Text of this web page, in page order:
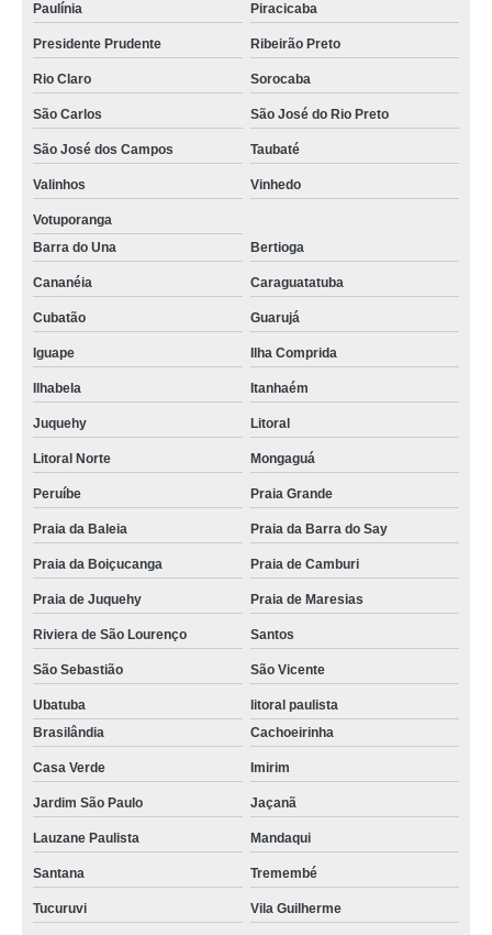
Paulínia Piracicaba
Presidente Prudente Ribeirão Preto
Rio Claro Sorocaba
São Carlos São José do Rio Preto
São José dos Campos Taubaté
Valinhos Vinhedo
Votuporanga
Barra do Una
Bertioga
Cananéia Caraguatatuba
Cubatão Guarujá
Iguape Ilha Comprida
Ilhabela Itanhaém
Juquehy Litoral
Litoral Norte Mongaguá
Peruíbe Praia Grande
Praia da Baleia Praia da Barra do Say
Praia da Boiçucanga Praia de Camburi
Praia de Juquehy Praia de Maresias
Riviera de São Lourenço Santos
São Sebastião São Vicente
Ubatuba
litoral paulista
Brasilândia
Cachoeirinha
Casa Verde Imirim
Jardim São Paulo Jaçanã
Lauzane Paulista Mandaqui
Santana Tremembé
Tucuruvi Vila Guilherme